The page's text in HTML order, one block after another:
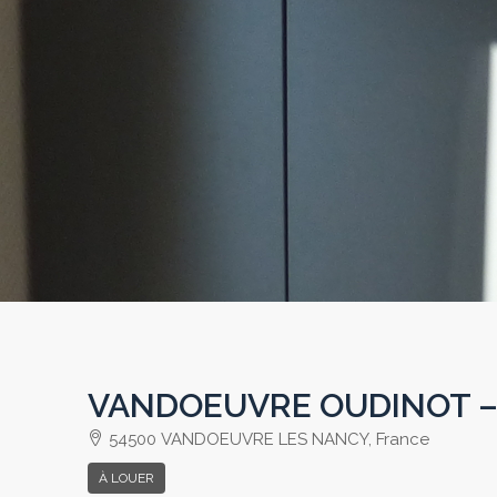
VANDOEUVRE OUDINOT
54500 VANDOEUVRE LES NANCY, France
À LOUER